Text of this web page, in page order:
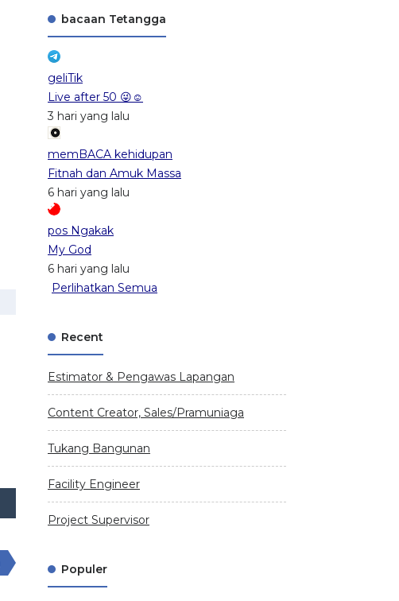
bacaan Tetangga
geliTik
Live after 50 😜☺️
3 hari yang lalu
memBACA kehidupan
Fitnah dan Amuk Massa
6 hari yang lalu
pos Ngakak
My God
6 hari yang lalu
Perlihatkan Semua
Recent
Estimator & Pengawas Lapangan
Content Creator, Sales/Pramuniaga
Tukang Bangunan
Facility Engineer
Project Supervisor
Populer